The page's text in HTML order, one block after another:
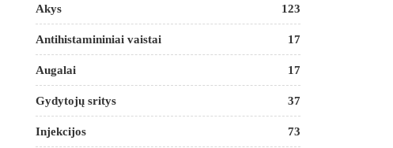
Akys 123
Antihistamininiai vaistai 17
Augalai 17
Gydytojų sritys 37
Injekcijos 73